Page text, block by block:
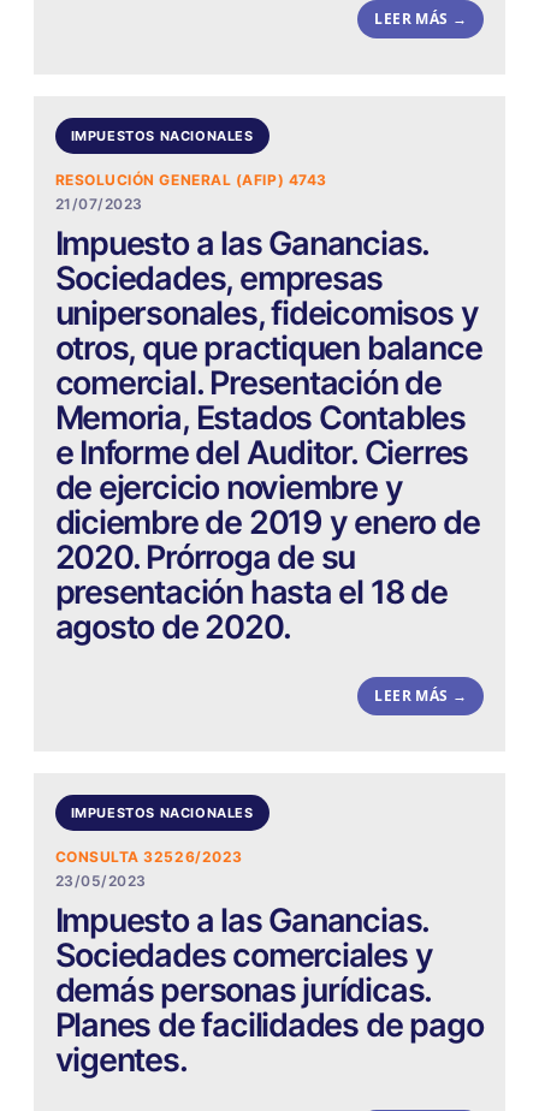
LEER MÁS →
IMPUESTOS NACIONALES
RESOLUCIÓN GENERAL (AFIP) 4743
21/07/2023
Impuesto a las Ganancias.
Sociedades, empresas
unipersonales, fideicomisos y
otros, que practiquen balance
comercial. Presentación de
Memoria, Estados Contables
e Informe del Auditor. Cierres
de ejercicio noviembre y
diciembre de 2019 y enero de
2020. Prórroga de su
presentación hasta el 18 de
agosto de 2020.
LEER MÁS →
IMPUESTOS NACIONALES
CONSULTA 32526/2023
23/05/2023
Impuesto a las Ganancias.
Sociedades comerciales y
demás personas jurídicas.
Planes de facilidades de pago
vigentes.